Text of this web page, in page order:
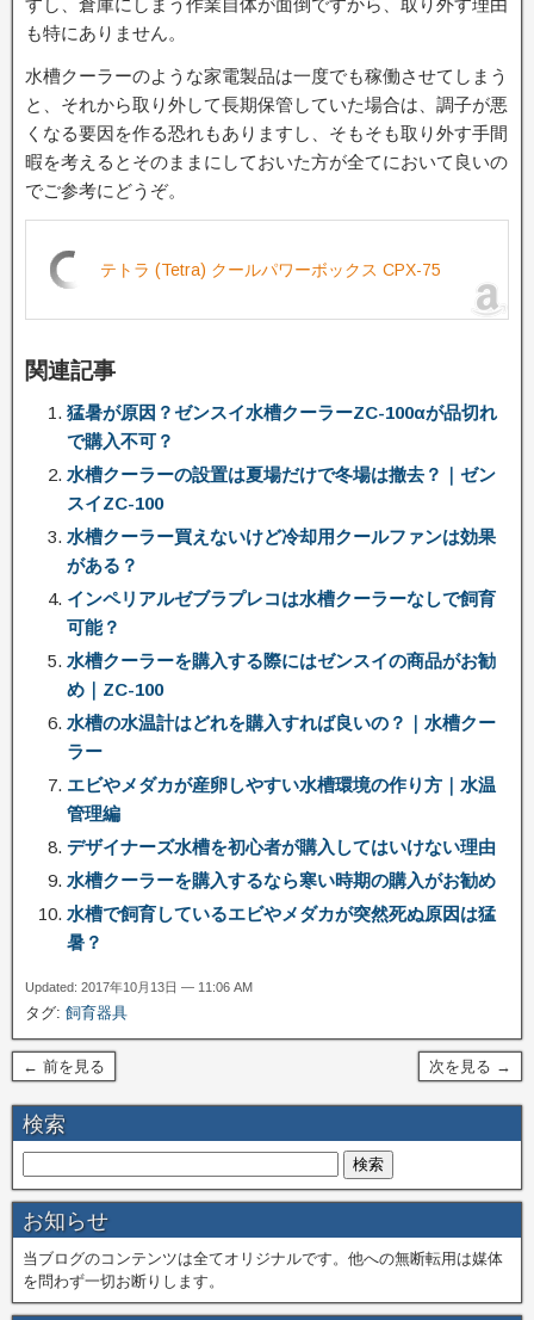
すし、倉庫にしまう作業自体が面倒ですから、取り外す理由
も特にありません。
水槽クーラーのような家電製品は一度でも稼働させてしまう
と、それから取り外して長期保管していた場合は、調子が悪
くなる要因を作る恐れもありますし、そもそも取り外す手間
暇を考えるとそのままにしておいた方が全てにおいて良いの
でご参考にどうぞ。
テトラ (Tetra) クールパワーボックス CPX-75
関連記事
猛暑が原因？ゼンスイ水槽クーラーZC-100αが品切れ
で購入不可？
水槽クーラーの設置は夏場だけで冬場は撤去？｜ゼン
スイZC-100
水槽クーラー買えないけど冷却用クールファンは効果
がある？
インペリアルゼブラプレコは水槽クーラーなしで飼育
可能？
水槽クーラーを購入する際にはゼンスイの商品がお勧
め｜ZC-100
水槽の水温計はどれを購入すれば良いの？｜水槽クー
ラー
エビやメダカが産卵しやすい水槽環境の作り方｜水温
管理編
デザイナーズ水槽を初心者が購入してはいけない理由
水槽クーラーを購入するなら寒い時期の購入がお勧め
水槽で飼育しているエビやメダカが突然死ぬ原因は猛
暑？
Updated: 2017年10月13日 — 11:06 AM
タグ: 飼育器具
← 前を見る 次を見る →
検索
お知らせ
当ブログのコンテンツは全てオリジナルです。他への無断転用は媒体
を問わず一切お断りします。